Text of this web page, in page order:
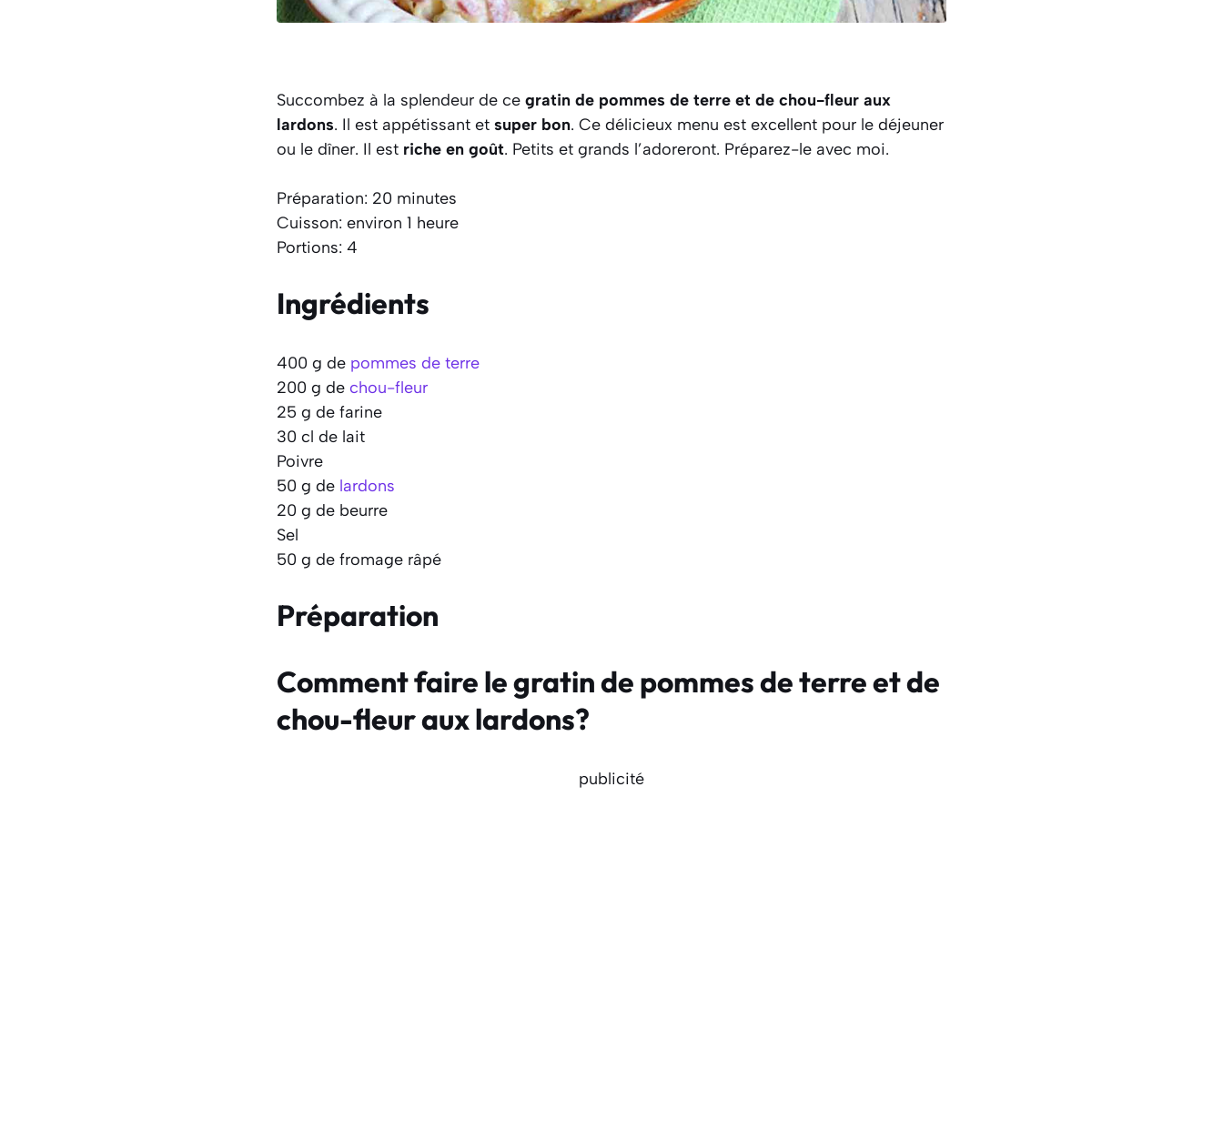
Succombez à la splendeur de ce gratin de pommes de terre et de chou-fleur aux
lardons. Il est appétissant et super bon. Ce délicieux menu est excellent pour le déjeuner
ou le dîner. Il est riche en goût. Petits et grands l’adoreront. Préparez-le avec moi.
Préparation: 20 minutes
Cuisson: environ 1 heure
Portions: 4
Ingrédients
400 g de pommes de terre
200 g de chou-fleur
25 g de farine
30 cl de lait
Poivre
50 g de lardons
20 g de beurre
Sel
50 g de fromage râpé
Préparation
Comment faire le gratin de pommes de terre et de
chou-fleur aux lardons?
publicité